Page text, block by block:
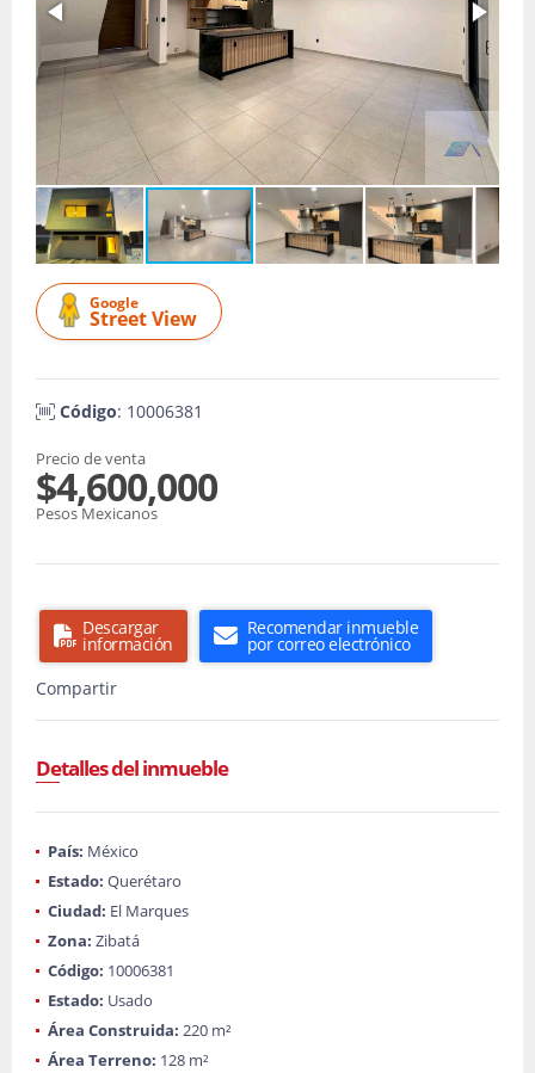
Google
Street View
Código: 10006381
Precio de venta
$4,600,000
Pesos Mexicanos
Descargar
información
Recomendar inmueble
por correo electrónico
Compartir
Detalles del inmueble
País: México
Estado: Querétaro
Ciudad: El Marques
Zona: Zibatá
Código: 10006381
Estado: Usado
Área Construida: 220 m²
Área Terreno: 128 m²